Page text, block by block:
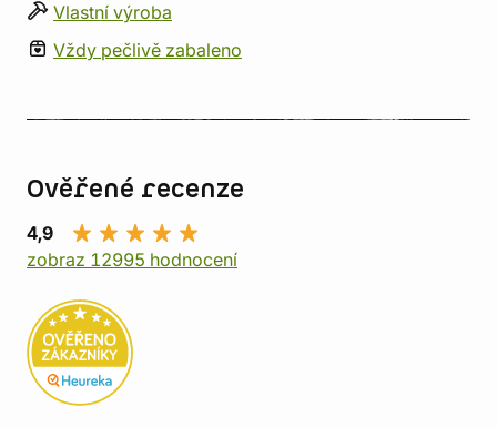
Vlastní výroba
Vždy pečlivě zabaleno
Ověřené recenze
4,9
zobraz 12995 hodnocení